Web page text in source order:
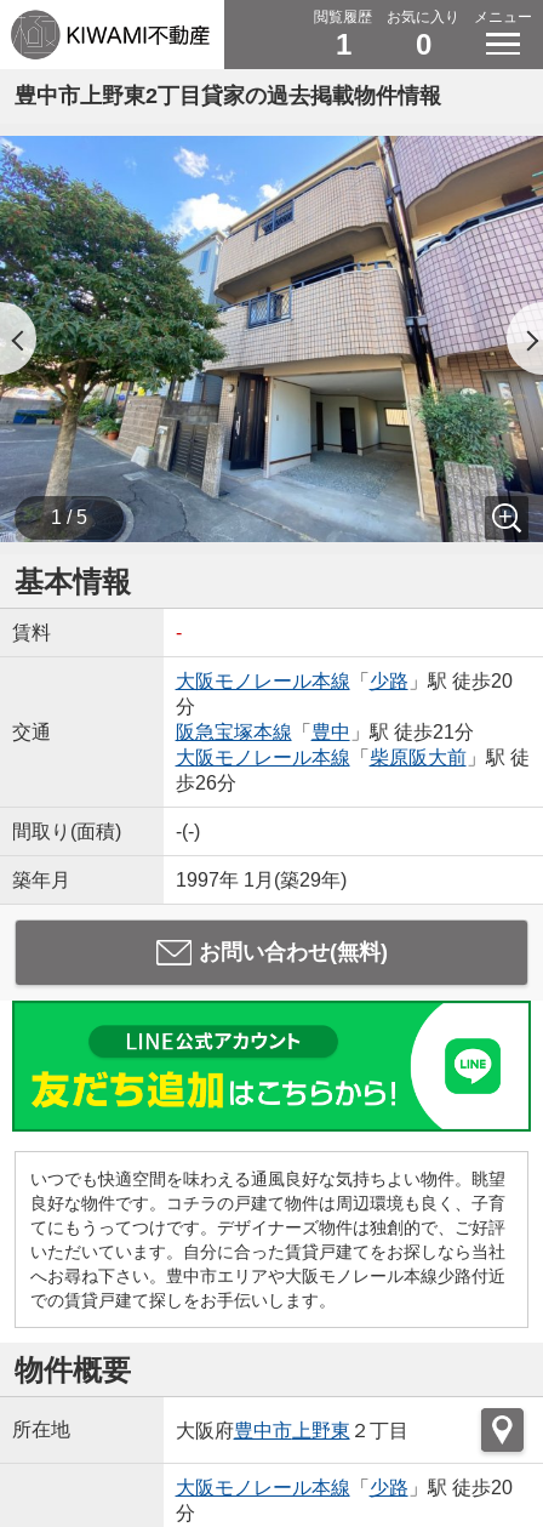
閲覧履歴
1
お気に入り
0
メニュー
豊中市上野東2丁目貸家の過去掲載物件情報
1 / 5
基本情報
賃料 -
交通
大阪モノレール本線 「 少路 」駅 徒歩20
分
阪急宝塚本線 「 豊中 」駅 徒歩21分
大阪モノレール本線 「 柴原阪大前」駅 徒
歩26分
間取り(面積) -(-)
築年月 1997年 1月(築29年)
お問い合わせ(無料)
いつでも快適空間を味わえる通風良好な気持ちよい物件。眺望
良好な物件です。コチラの戸建て物件は周辺環境も良く、子育
てにもうってつけです。デザイナーズ物件は独創的で、ご好評
いただいています。自分に合った賃貸戸建てをお探しなら当社
へお尋ね下さい。豊中市エリアや大阪モノレール本線少路付近
での賃貸戸建て探しをお手伝いします。
物件概要
所在地 大阪府豊中市上野東 ２丁目
大阪モノレール本線 「 少路 」駅 徒歩20
分